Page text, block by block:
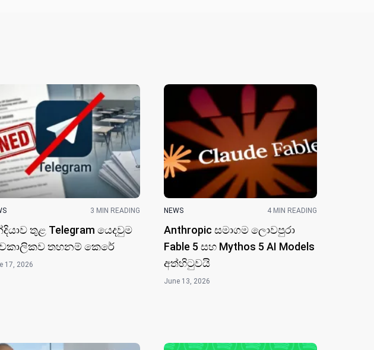
3 MIN READING
තුළ Telegram යෙදවුම
තහනම් කෙරේ
17, 2026
NEWS 4 MIN READING
Anthropic සමාගම ලොවපුරා
Fable 5 සහ Mythos 5 AI Models
අත්හිටුවයි
June 13, 2026